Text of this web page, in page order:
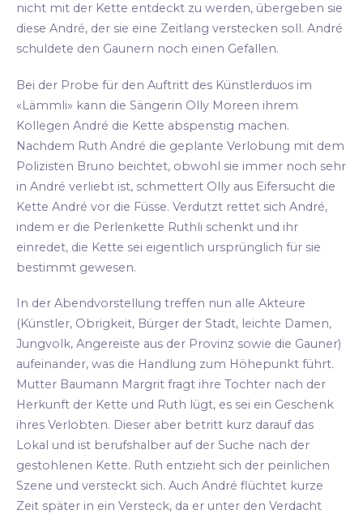
nicht mit der Kette entdeckt zu werden, übergeben sie
diese André, der sie eine Zeitlang verstecken soll. André
schuldete den Gaunern noch einen Gefallen.
Bei der Probe für den Auftritt des Künstlerduos im
«Lämmli» kann die Sängerin Olly Moreen ihrem
Kollegen André die Kette abspenstig machen.
Nachdem Ruth André die geplante Verlobung mit dem
Polizisten Bruno beichtet, obwohl sie immer noch sehr
in André verliebt ist, schmettert Olly aus Eifersucht die
Kette André vor die Füsse. Verdutzt rettet sich André,
indem er die Perlenkette Ruthli schenkt und ihr
einredet, die Kette sei eigentlich ursprünglich für sie
bestimmt gewesen.
In der Abendvorstellung treffen nun alle Akteure
(Künstler, Obrigkeit, Bürger der Stadt, leichte Damen,
Jungvolk, Angereiste aus der Provinz sowie die Gauner)
aufeinander, was die Handlung zum Höhepunkt führt.
Mutter Baumann Margrit fragt ihre Tochter nach der
Herkunft der Kette und Ruth lügt, es sei ein Geschenk
ihres Verlobten. Dieser aber betritt kurz darauf das
Lokal und ist berufshalber auf der Suche nach der
gestohlenen Kette. Ruth entzieht sich der peinlichen
Szene und versteckt sich. Auch André flüchtet kurze
Zeit später in ein Versteck, da er unter den Verdacht